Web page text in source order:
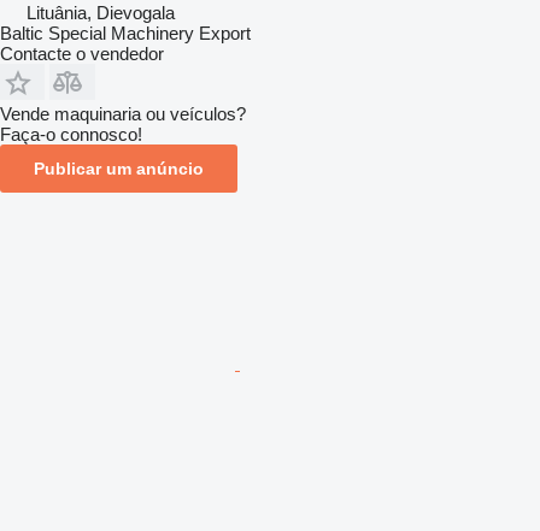
Lituânia, Dievogala
Baltic Special Machinery Export
Contacte o vendedor
Vende maquinaria ou veículos?
Faça-o connosco!
Publicar um anúncio